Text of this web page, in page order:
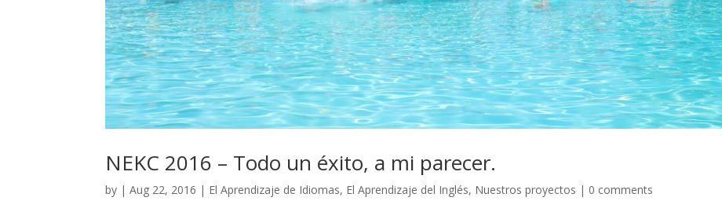
NEKC 2016 – Todo un éxito, a mi parecer.
by |Aug 22, 2016 | El Aprendizaje de Idiomas, El Aprendizaje del Inglés, Nuestros proyectos | 0 comments